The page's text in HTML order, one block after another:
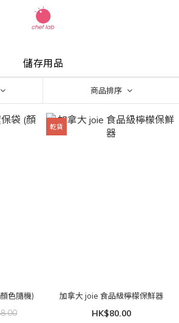
儲存用品
商品排序
色隨機)
乾貨
加拿大 joie 食品級檸檬保鮮器
HK$80.00